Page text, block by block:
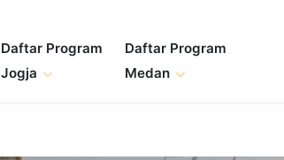
Daftar Program
Jogja
Daftar Program
Medan